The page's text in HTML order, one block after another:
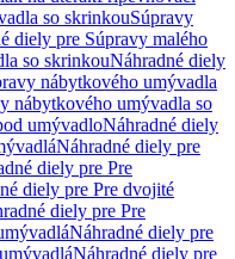
so skrinkouSúpravy
diely pre Súpravy malého
so skrinkouNáhradné diely
nábytkového umývadla
nábytkového umývadla so
umývadloNáhradné diely
Náhradné diely pre
diely pre Pre
diely pre Pre dvojité
diely pre Pre
Náhradné diely pre
Náhradné diely pre